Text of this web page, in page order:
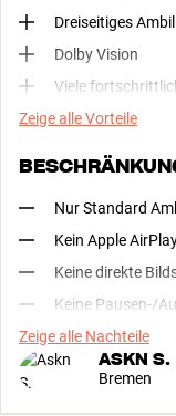
Dreiseitiges
Dolby Vision
Viele
Zeige alle Vorteile
Nur Standard
Kein Apple
Keine direkte
Keine Pausen-/
Zeige alle Nachteile
ASKN S.
Bremen